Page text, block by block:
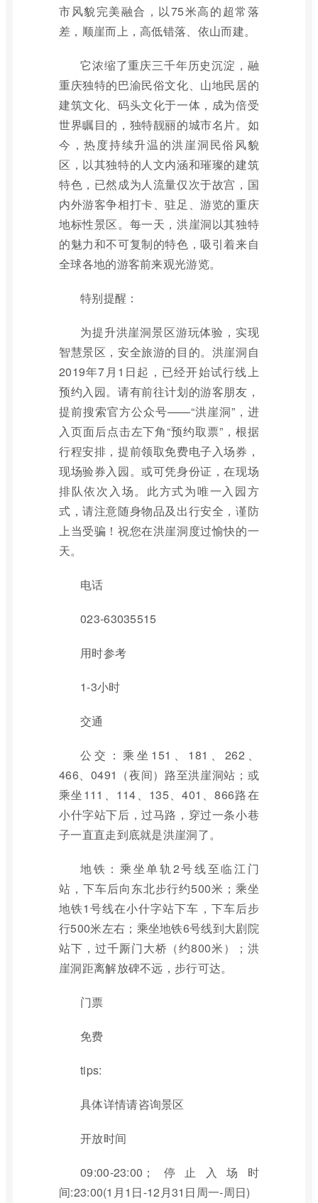
市风貌完美融合，以75米高的超常落
差，顺崖而上，高低错落、依山而建。
它浓缩了重庆三千年历史沉淀，融
重庆独特的巴渝民俗文化、山地民居的
建筑文化、码头文化于一体，成为倍受
世界瞩目的，独特靓丽的城市名片。如
今，热度持续升温的洪崖洞民俗风貌
区，以其独特的人文内涵和璀璨的建筑
特色，已然成为人流量仅次于故宫，国
内外游客争相打卡、驻足、游览的重庆
地标性景区。每一天，洪崖洞以其独特
的魅力和不可复制的特色，吸引着来自
全球各地的游客前来观光游览。
特别提醒：
为提升洪崖洞景区游玩体验，实现
智慧景区，安全旅游的目的。洪崖洞自
2019年7月1日起，已经开始试行线上
预约入园。请有前往计划的游客朋友，
提前搜索官方公众号——“洪崖洞”，进
入页面后点击左下角“预约取票”，根据
行程安排，提前领取免费电子入场券，
现场验券入园。或可凭身份证，在现场
排队依次入场。此方式为唯一入园方
式，请注意随身物品及出行安全，谨防
上当受骗！祝您在洪崖洞度过愉快的一
天。
电话
023-63035515
用时参考
1-3小时
交通
公交：乘坐151、181、262、
466、0491（夜间）路至洪崖洞站；或
乘坐111、114、135、401、866路在
小什字站下后，过马路，穿过一条小巷
子一直直走到底就是洪崖洞了。
地铁：乘坐单轨2号线至临江门
站，下车后向东北步行约500米；乘坐
地铁1号线在小什字站下车，下车后步
行500米左右；乘坐地铁6号线到大剧院
站下，过千厮门大桥（约800米）；洪
崖洞距离解放碑不远，步行可达。
门票
免费
tips:
具体详情请咨询景区
开放时间
09:00-23:00；停止入场时
间:23:00(1月1日-12月31日周一-周日)